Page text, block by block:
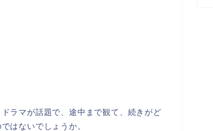
ラマが話題で、途中まで観て、続きがど
はないでしょうか。